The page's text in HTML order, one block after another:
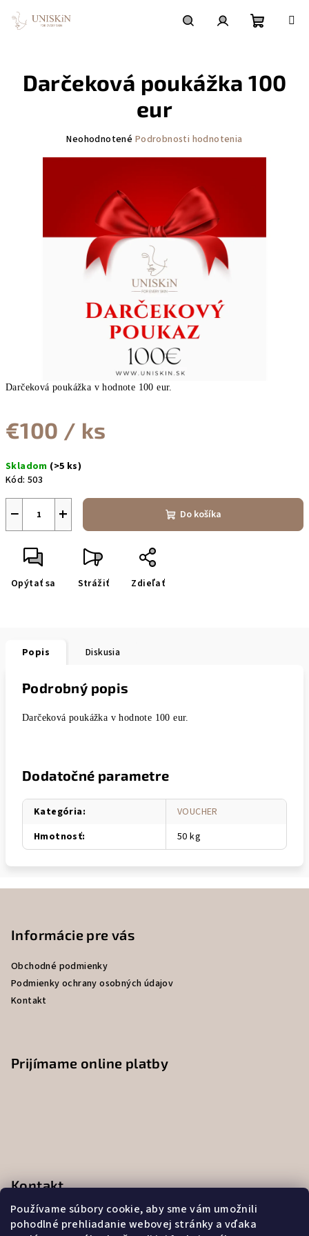
Používame súbory cookie, aby sme vám umožnili
pohodlné prehliadanie webovej stránky a vďaka
obsah
košík
Darčeková poukážka v hodnote 100 eur.
€100 / ks
cena:
Skladom (>5 ks)
Kód: 503
+
− Do košíka
Opýtať sa Strážiť Zdieľať
Darčeková poukážka 100
eur
Priemerné
hviezdičiek.
Neohodnotené Podrobnosti hodnotenia
Popis Diskusia
Podrobný popis
Darčeková poukážka v hodnote 100 eur.
Dodatočné parametre
Kategória:
VOUCHER
Hmotnosť: 50 kg
Informácie pre vás
Obchodné podmienky
Podmienky ochrany osobných údajov
Kontakt
Prijímame online platby
Kontakt
obchod@uniskin.sk
0948586288